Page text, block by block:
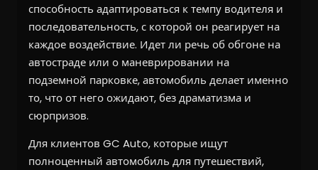
способность адаптироваться к темпу водителя и
последовательность, с которой он реагирует на
каждое воздействие. Идет ли речь об обгоне на
автостраде или о маневрировании на
подземной парковке, автомобиль делает именно
то, что от него ожидают, без драматизма и
сюрпризов.
Для клиентов GC Auto, которые ищут
полноценный автомобиль для путешествий,